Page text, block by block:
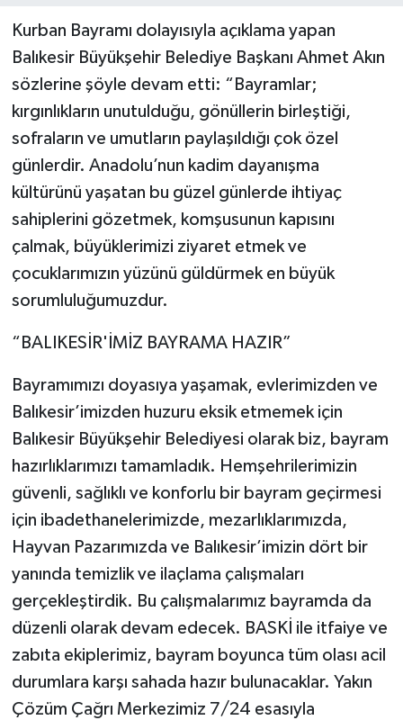
Kurban Bayramı dolayısıyla açıklama yapan
Balıkesir Büyükşehir Belediye Başkanı Ahmet Akın
sözlerine şöyle devam etti: “Bayramlar;
kırgınlıkların unutulduğu, gönüllerin birleştiği,
sofraların ve umutların paylaşıldığı çok özel
günlerdir. Anadolu’nun kadim dayanışma
kültürünü yaşatan bu güzel günlerde ihtiyaç
sahiplerini gözetmek, komşusunun kapısını
çalmak, büyüklerimizi ziyaret etmek ve
çocuklarımızın yüzünü güldürmek en büyük
sorumluluğumuzdur.
“BALIKESİR'İMİZ BAYRAMA HAZIR”
Bayramımızı doyasıya yaşamak, evlerimizden ve
Balıkesir’imizden huzuru eksik etmemek için
Balıkesir Büyükşehir Belediyesi olarak biz, bayram
hazırlıklarımızı tamamladık. Hemşehrilerimizin
güvenli, sağlıklı ve konforlu bir bayram geçirmesi
için ibadethanelerimizde, mezarlıklarımızda,
Hayvan Pazarımızda ve Balıkesir’imizin dört bir
yanında temizlik ve ilaçlama çalışmaları
gerçekleştirdik. Bu çalışmalarımız bayramda da
düzenli olarak devam edecek. BASKİ ile itfaiye ve
zabıta ekiplerimiz, bayram boyunca tüm olası acil
durumlara karşı sahada hazır bulunacaklar. Yakın
Çözüm Çağrı Merkezimiz 7/24 esasıyla